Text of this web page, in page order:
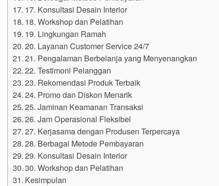
17. Konsultasi Desain Interior
18. Workshop dan Pelatihan
19. Lingkungan Ramah
20. Layanan Customer Service 24/7
21. Pengalaman Berbelanja yang Menyenangkan
22. Testimoni Pelanggan
23. Rekomendasi Produk Terbaik
24. Promo dan Diskon Menarik
25. Jaminan Keamanan Transaksi
26. Jam Operasional Fleksibel
27. Kerjasama dengan Produsen Terpercaya
28. Berbagai Metode Pembayaran
29. Konsultasi Desain Interior
30. Workshop dan Pelatihan
Kesimpulan